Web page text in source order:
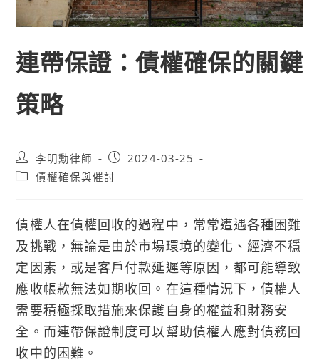
連帶保證：債權確保的關鍵
策略
Post
author:
李明勳律師
Post
published:
2024-03-25
Post債權確保與催討
債權人在債權回收的過程中，常常遭遇各種困難
及挑戰，無論是由於市場環境的變化、經濟不穩
定因素，或是客戶付款延遲等原因，都可能導致
應收帳款無法如期收回。在這種情況下，債權人
需要積極採取措施來保護自身的權益和財務安
全。而連帶保證制度可以幫助債權人應對債務回
收中的困難。